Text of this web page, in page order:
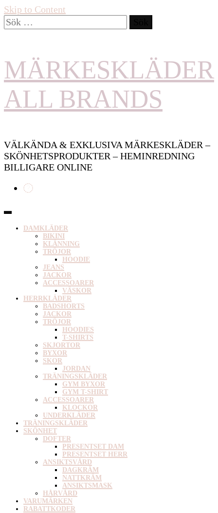
Skip to Content
Sök
efter:
MÄRKESKLÄDER
ALL BRANDS
VÄLKÄNDA & EXKLUSIVA MÄRKESKLÄDER –
SKÖNHETSPRODUKTER – HEMINREDNING
BILLIGARE ONLINE
DAMKLÄDER
BIKINI
KLÄNNING
TRÖJOR
HOODIE
JEANS
JACKOR
ACCESSOARER
VÄSKOR
HERRKLÄDER
BADSHORTS
JACKOR
TRÖJOR
HOODIES
T-SHIRTS
SKJORTOR
BYXOR
SKOR
JORDAN
TRÄNINGSKLÄDER
GYM BYXOR
GYM T-SHIRT
ACCESSOARER
KLOCKOR
UNDERKLÄDER
TRÄNINGSKLÄDER
SKÖNHET
DOFTER
PRESENTSET DAM
PRESENTSET HERR
ANSIKTSVÅRD
DAGKRÄM
NATTKRÄM
ANSIKTSMASK
HÅRVÅRD
VARUMÄRKEN
RABATTKODER